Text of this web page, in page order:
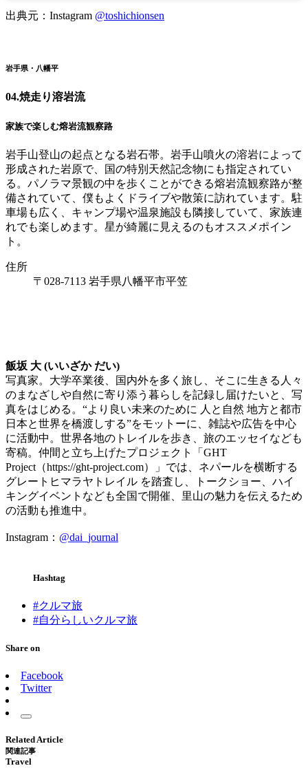
出典元：Instagram @toshichionsen
岩手県・八幡平
04.焼走り溶岩流
家族で楽しむ熔岩流観察路
岩手山登山の起点となる岩石帯。岩手山噴火の溶岩によって
形成された岩原で、国の特別天然記念物にも指定されてい
る。パノラマ景観の中を歩くことができる熔岩流観察路が整
備されていて、僕もよくドライブや散策に訪れています。駐
車場も広く、キャンプ場や温泉施設も隣接していて、家族連
れでも楽しめます。星が綺麗に見えるのもオススメポイン
ト。
住所
〒028-7113 岩手県八幡平市平笠
飯坂 大 (いいざか だい)
写真家。大学卒業後、国内外を多く旅し、そこに生きる人々
のまなざしや自然に寄り添う暮らしを記録し届けたいと、写
真をはじめる。“より良い未来のために 人と自然 地方と都市
日本と世界を橋渡しする”をモットーに、雑誌や広告を中心
に活動中。世界各地のトレイルを歩き、旅のエッセイなども
寄稿。仲間と立ち上げたプロジェクト「GHT
Project（https://ght-project.com）」では、ネパールを横断する
グレートヒマラヤトレイル を踏査し、トークショー、ハイ
キングイベントなども全国で開催、里山の魅力を伝えるため
の活動も推進中。
Instagram： @dai_journal
Hashtag
#クルマ旅
#自分らしいクルマ旅
Share on
Facebook
Twitter
Related Article
関連記事
Travel